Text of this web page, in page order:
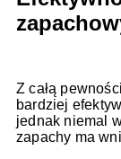
Z całą
bardziej
jednak niemal
zapachy ma